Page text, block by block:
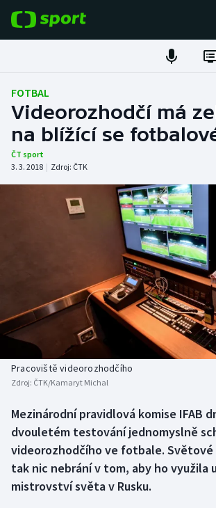
Fotbal
Hokej
Tenis
Atletika
Cyklistika
Americký fotbal
Baseball a softbal
Basketbal
Biatlon
Boby a skeleton
Box
Curling
NEPŘEHLÉDNĚTE
Soutěže
Historické návraty
Aplikace ČT sport
AZ kvíz
FOTBAL
Videorozhodčí má
na blížící se
ČT sport
3. 3. 2018 | Zdroj: ČTK
Pracoviště videorozhodčího
Zdroj: ČTK/Kamaryt Michal
Mezinárodní pravidlová komise IFAB
dvouletém testování jednomyslně
videorozhodčího ve fotbale. Světové
tak nic nebrání v tom, aby ho využila
mistrovství světa v Rusku.